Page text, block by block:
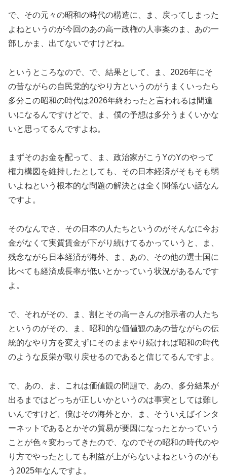
で、その元々の昭和の時代の構造に、ま、戻ってしまった
よねというのが今回のあの高一政権の人事案のま、あの一
部しかま、出てないですけどね。
というところなので、で、結果として、ま、2026年にそ
の昔ながらの自民党的なやり方というのがうまくいったら
多分この昭和の時代は2026年終わったと言われるは間違
いになるんですけどで、ま、僕の予想は多分うまくいかな
いと思ってるんですよね。
まずそのお金を配って、ま、政治家がこうYのYのやって
権力構図を維持したとしても、その日本経済がそもそも弱
いよねという根本的な問題の解決とは全く関係ない話なん
ですよ。
そのなんでさ、その日本の人たちというのがそんなに今お
金がなくて実質賃金が下がり続けてるかっていうと、ま、
残念ながら日本経済が海外、ま、あの、その他の選士国に
比べても経済成長率が低いとかっていう状況があるんです
よ。
で、それがその、ま、割とその高一さんの指示者の人たち
というのがその、ま、昭和的な価値観のあの昔ながらの伝
統的なやり方を変えずにそのままやり続ければ昭和の時代
のような反栄が取り戻せるのであると信じてるんですよ。
で、あの、ま、これは価値観の問題で、あの、多分結果が
出るまではどっちが正しいかというのは事実としては難し
いんですけど、僕はその海外とか、ま、そういえばインタ
ーネットであるとかその貿易が要因になったとかっていう
ことが色々変わってきたので、なのでその昭和の時代のや
り方でやったとしても利益が上がらないよねというのがも
う2025年なんですよ。